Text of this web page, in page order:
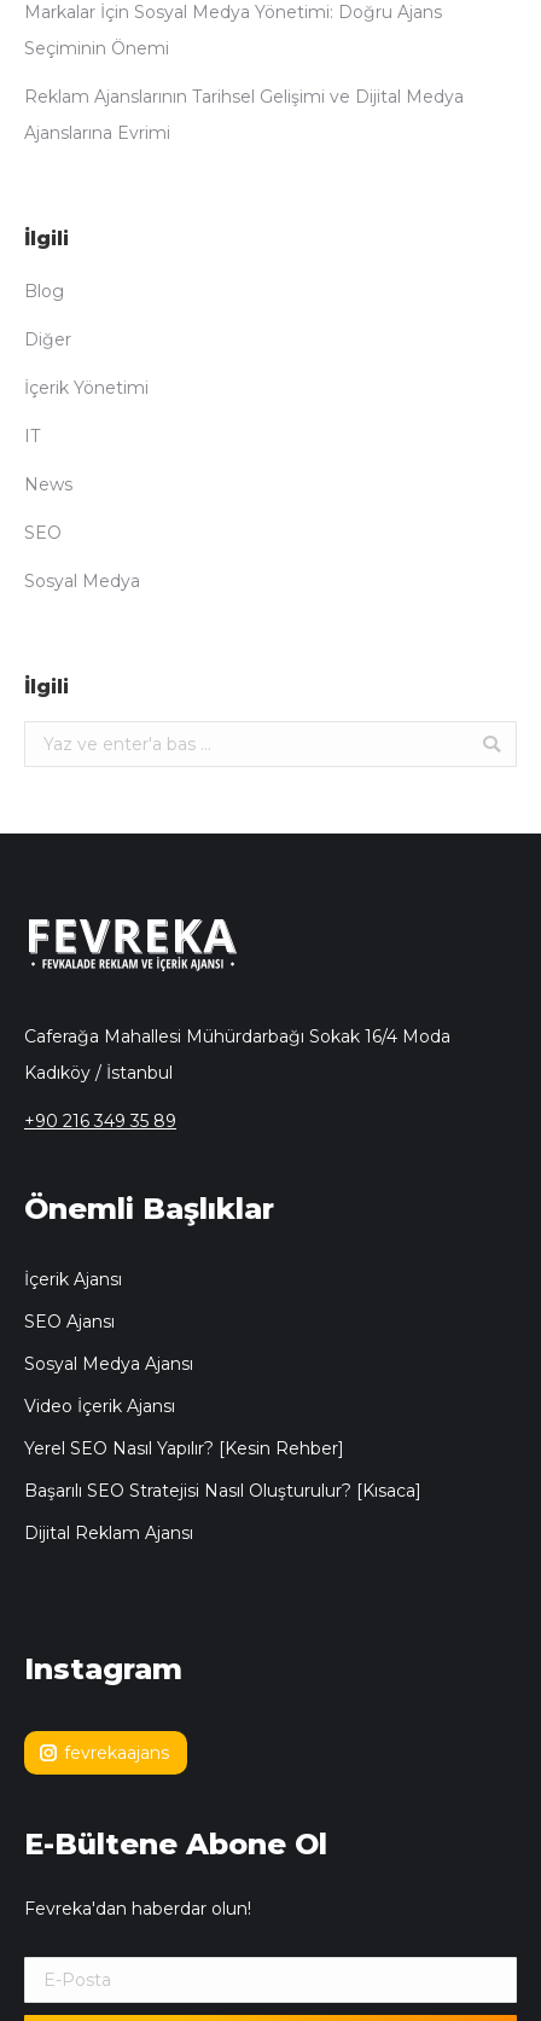
Markalar İçin Sosyal Medya Yönetimi: Doğru Ajans
Seçiminin Önemi
Reklam Ajanslarının Tarihsel Gelişimi ve Dijital Medya
Ajanslarına Evrimi
İlgili
Blog
Diğer
İçerik Yönetimi
IT
News
SEO
Sosyal Medya
İlgili
Ara:
Caferağa Mahallesi Mühürdarbağı Sokak 16/4 Moda
Kadıköy / İstanbul
+90 216 349 35 89
Önemli Başlıklar
İçerik Ajansı
SEO Ajansı
Sosyal Medya Ajansı
Video İçerik Ajansı
Yerel SEO Nasıl Yapılır? [Kesin Rehber]
Başarılı SEO Stratejisi Nasıl Oluşturulur? [Kısaca]
Dijital Reklam Ajansı
Instagram
fevrekaajans
E-Bültene Abone Ol
Fevreka'dan haberdar olun!